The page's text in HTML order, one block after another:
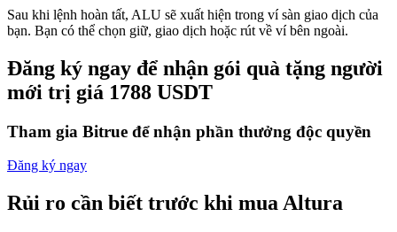
Bitrue
AI
Đối tác Bitrue
Sau khi lệnh hoàn tất, ALU sẽ xuất hiện trong ví sàn giao dịch của
bạn. Bạn có thể chọn giữ, giao dịch hoặc rút về ví bên ngoài.
Đăng ký ngay để nhận gói quà tặng người
mới trị giá 1788 USDT
Tham gia Bitrue để nhận phần thưởng độc quyền
Đăng ký ngay
Rủi ro cần biết trước khi mua Altura